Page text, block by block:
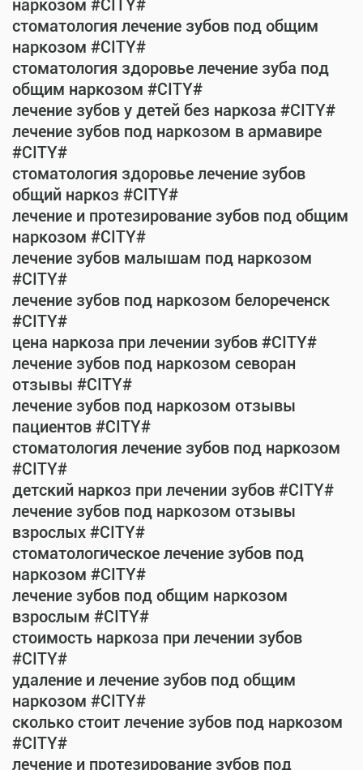
наркозом #CITY#
стоматология лечение зубов под общим
наркозом #CITY#
стоматология здоровье лечение зуба под
общим наркозом #CITY#
лечение зубов у детей без наркоза #CITY#
лечение зубов под наркозом в армавире
#CITY#
стоматология здоровье лечение зубов
общий наркоз #CITY#
лечение и протезирование зубов под общим
наркозом #CITY#
лечение зубов малышам под наркозом
#CITY#
лечение зубов под наркозом белореченск
#CITY#
цена наркоза при лечении зубов #CITY#
лечение зубов под наркозом севоран
отзывы #CITY#
лечение зубов под наркозом отзывы
пациентов #CITY#
стоматология лечение зубов под наркозом
#CITY#
детский наркоз при лечении зубов #CITY#
лечение зубов под наркозом отзывы
взрослых #CITY#
стоматологическое лечение зубов под
наркозом #CITY#
лечение зубов под общим наркозом
взрослым #CITY#
стоимость наркоза при лечении зубов
#CITY#
удаление и лечение зубов под общим
наркозом #CITY#
сколько стоит лечение зубов под наркозом
#CITY#
лечение и протезирование зубов под